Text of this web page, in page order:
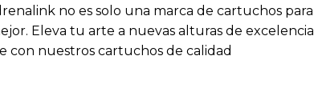
no es solo una marca de cartuchos para
Eleva tu arte a nuevas alturas de excelencia
con nuestros cartuchos de calidad